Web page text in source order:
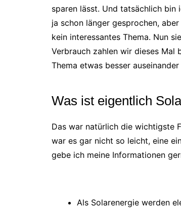
sparen lässt. Und tatsächlich bin
ja schon länger gesprochen,
kein interessantes Thema. Nun
Verbrauch zahlen wir dieses Mal
Thema etwas besser
Was ist eigentlich
Das war natürlich die wichtigste
war es gar nicht so leicht, eine
gebe ich meine Informationen
Als Solarenergie werden